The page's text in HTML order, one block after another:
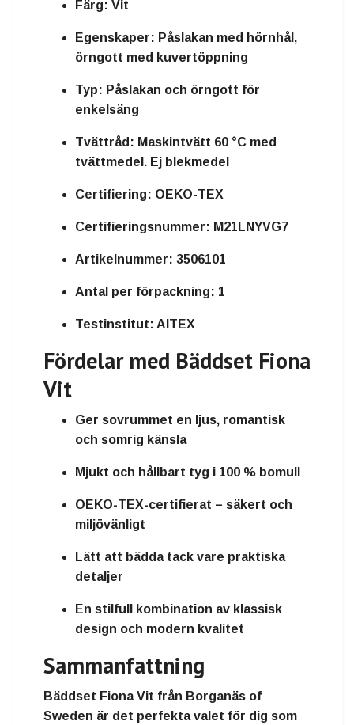
Färg: Vit
Egenskaper: Påslakan med hörnhål,
örngott med kuvertöppning
Typ: Påslakan och örngott för
enkelsäng
Tvättråd: Maskintvätt 60 °C med
tvättmedel. Ej blekmedel
Certifiering: OEKO-TEX
Certifieringsnummer: M21LNYVG7
Artikelnummer: 3506101
Antal per förpackning: 1
Testinstitut: AITEX
Fördelar med Bäddset Fiona
Vit
Ger sovrummet en ljus, romantisk
och somrig känsla
Mjukt och hållbart tyg i 100 % bomull
OEKO-TEX-certifierat – säkert och
miljövänligt
Lätt att bädda tack vare praktiska
detaljer
En stilfull kombination av klassisk
design och modern kvalitet
Sammanfattning
Bäddset Fiona Vit från Borganäs of
Sweden är det perfekta valet för dig som